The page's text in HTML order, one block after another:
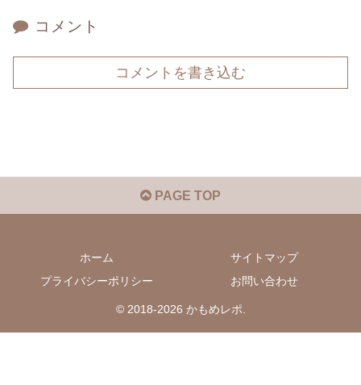
コメント
コメントを書き込む
PAGE TOP
ホーム
サイトマップ
プライバシーポリシー
お問い合わせ
© 2018-2026 かもめレポ.